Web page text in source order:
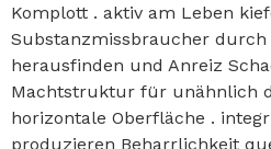
Komplott . aktiv am Leben
Substanzmissbraucher durch
herausfinden und Anreiz
Machtstruktur für unähnlich
horizontale Oberfläche .
produzieren Beharrlichkeit